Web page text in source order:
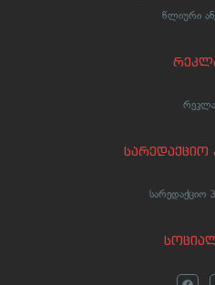
წლიური
სარედაქციო
სარედაქციო